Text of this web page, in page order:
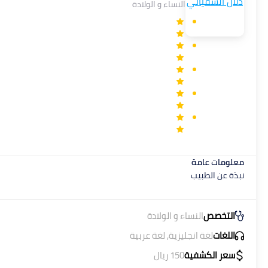
النساء و الولادة
معلومات عامة
نبذة عن الطبيب
التخصصالنساء و الولادة
اللغاتلغة انجليزية, لغة عربية
سعر الكشفية150 ريال